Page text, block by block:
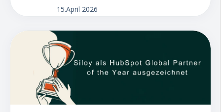
15.April 2026